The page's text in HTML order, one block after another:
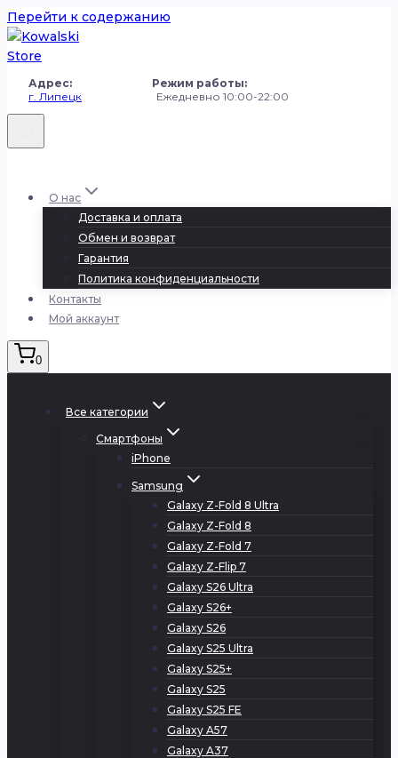
Перейти к содержанию
Адрес: Режим работы:
г. Липецк Ежедневно 10:00-22:00
О нас
Доставка и оплата
Обмен и возврат
Гарантия
Политика конфиденциальности
Контакты
Мой аккаунт
0
Все категории
Смартфоны
iPhone
Samsung
Galaxy Z-Fold 8 Ultra
Galaxy Z-Fold 8
Galaxy Z-Fold 7
Galaxy Z-Flip 7
Galaxy S26 Ultra
Galaxy S26+
Galaxy S26
Galaxy S25 Ultra
Galaxy S25+
Galaxy S25
Galaxy S25 FE
Galaxy A57
Galaxy A37